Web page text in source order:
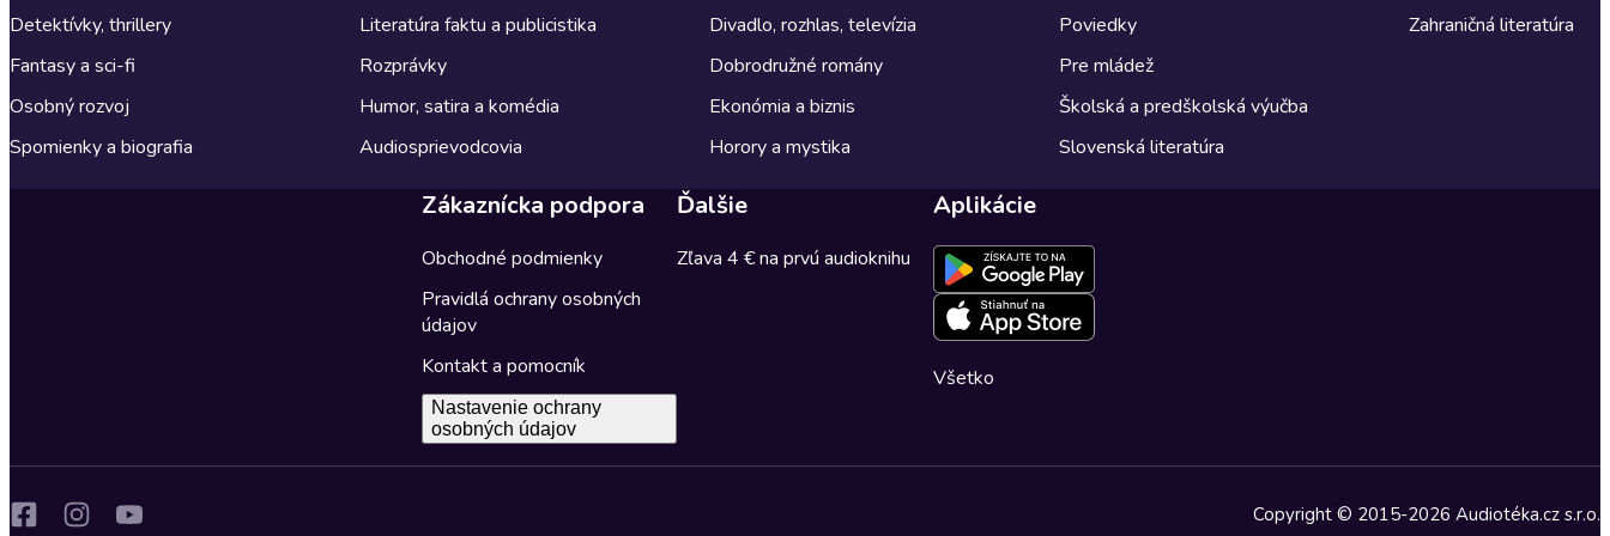
Detektívky, thrillery
Fantasy a sci-fi
Osobný rozvoj
Spomienky a biografia
Literatúra faktu a publicistika
Rozprávky
Humor, satira a komédia
Audiosprievodcovia
Divadlo, rozhlas, televízia
Dobrodružné romány
Ekonómia a biznis
Horory a mystika
Poviedky
Pre mládež
Školská a predškolská výučba
Slovenská literatúra
Zahraničná literatúra
Zákaznícka podpora
Obchodné podmienky
Pravidlá ochrany osobných
údajov
Kontakt a pomocník
Nastavenie ochrany
osobných údajov
Ďalšie
Zľava 4 € na prvú audioknihu
Aplikácie
Všetko
Copyright © 2015-2026 Audiotéka.cz s.r.o.